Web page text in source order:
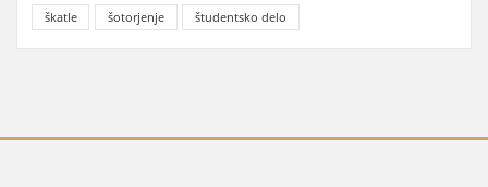
škatle
šotorjenje študentsko delo